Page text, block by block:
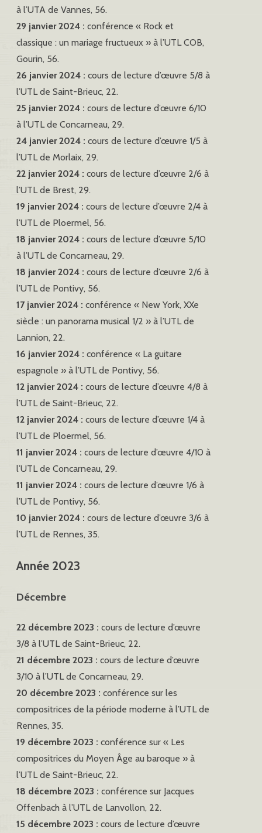
à l’UTA de Vannes, 56.
29 janvier 2024 : conférence « Rock et
classique : un mariage fructueux » à l’UTL COB,
Gourin, 56.
26 janvier 2024 : cours de lecture d’œuvre 5/8 à
l’UTL de Saint-Brieuc, 22.
25 janvier 2024 : cours de lecture d’œuvre 6/10
à l’UTL de Concarneau, 29.
24 janvier 2024 : cours de lecture d’œuvre 1/5 à
l’UTL de Morlaix, 29.
22 janvier 2024 : cours de lecture d’œuvre 2/6 à
l’UTL de Brest, 29.
19 janvier 2024 : cours de lecture d’œuvre 2/4 à
l’UTL de Ploermel, 56.
18 janvier 2024 : cours de lecture d’œuvre 5/10
à l’UTL de Concarneau, 29.
18 janvier 2024 : cours de lecture d’œuvre 2/6 à
l’UTL de Pontivy, 56.
17 janvier 2024 : conférence « New York, XXe
siècle : un panorama musical 1/2 » à l’UTL de
Lannion, 22.
16 janvier 2024 : conférence « La guitare
espagnole » à l’UTL de Pontivy, 56.
12 janvier 2024 : cours de lecture d’œuvre 4/8 à
l’UTL de Saint-Brieuc, 22.
12 janvier 2024 : cours de lecture d’œuvre 1/4 à
l’UTL de Ploermel, 56.
11 janvier 2024 : cours de lecture d’œuvre 4/10 à
l’UTL de Concarneau, 29.
11 janvier 2024 : cours de lecture d’œuvre 1/6 à
l’UTL de Pontivy, 56.
10 janvier 2024 : cours de lecture d’œuvre 3/6 à
l’UTL de Rennes, 35.
Année 2023
Décembre
22 décembre 2023 : cours de lecture d’œuvre
3/8 à l’UTL de Saint-Brieuc, 22.
21 décembre 2023 : cours de lecture d’œuvre
3/10 à l’UTL de Concarneau, 29.
20 décembre 2023 : conférence sur les
compositrices de la période moderne à l’UTL de
Rennes, 35.
19 décembre 2023 : conférence sur « Les
compositrices du Moyen Âge au baroque » à
l’UTL de Saint-Brieuc, 22.
18 décembre 2023 : conférence sur Jacques
Offenbach à l’UTL de Lanvollon, 22.
15 décembre 2023 : cours de lecture d’œuvre